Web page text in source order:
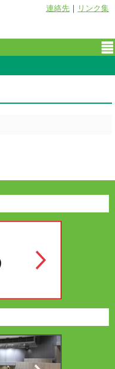
連絡先 ｜ リンク集